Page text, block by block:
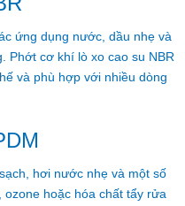
ứng dụng nước, dầu nhẹ và
Phớt cơ khí lò xo cao su NBR
và phù hợp với nhiều dòng
hơi nước nhẹ và một số
hoặc hóa chất tẩy rửa